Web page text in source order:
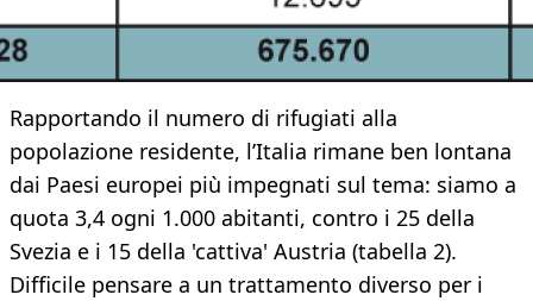
Rapportando il numero di rifugiati alla
popolazione residente, l’Italia rimane ben lontana
dai Paesi europei più impegnati sul tema: siamo a
quota 3,4 ogni 1.000 abitanti, contro i 25 della
Svezia e i 15 della 'cattiva' Austria (tabella 2).
Difficile pensare a un trattamento diverso per i